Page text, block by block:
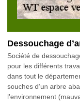
Dessouchage
Société de
pour les différents
dans tout le
souches d’un arbre
l'environnement